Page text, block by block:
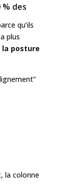
des
qu’ils
plus
posture
la colonne